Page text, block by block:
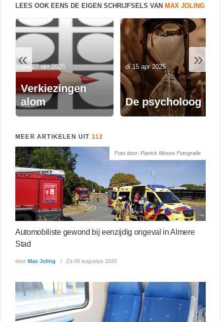
LEES OOK EENS DE EIGEN SCHRIJFSELS VAN MAX JOLING
«
Verkiezingen
alom
ma 27 okt 2025
De psycholoog
di 15 apr 2025 »
MEER ARTIKELEN UIT 112
Foto door: Patrick Moses Fotografie
Automobiliste gewond bij eenzijdig ongeval in Almere
Stad
door Max Joling Za 08 augustus 2026